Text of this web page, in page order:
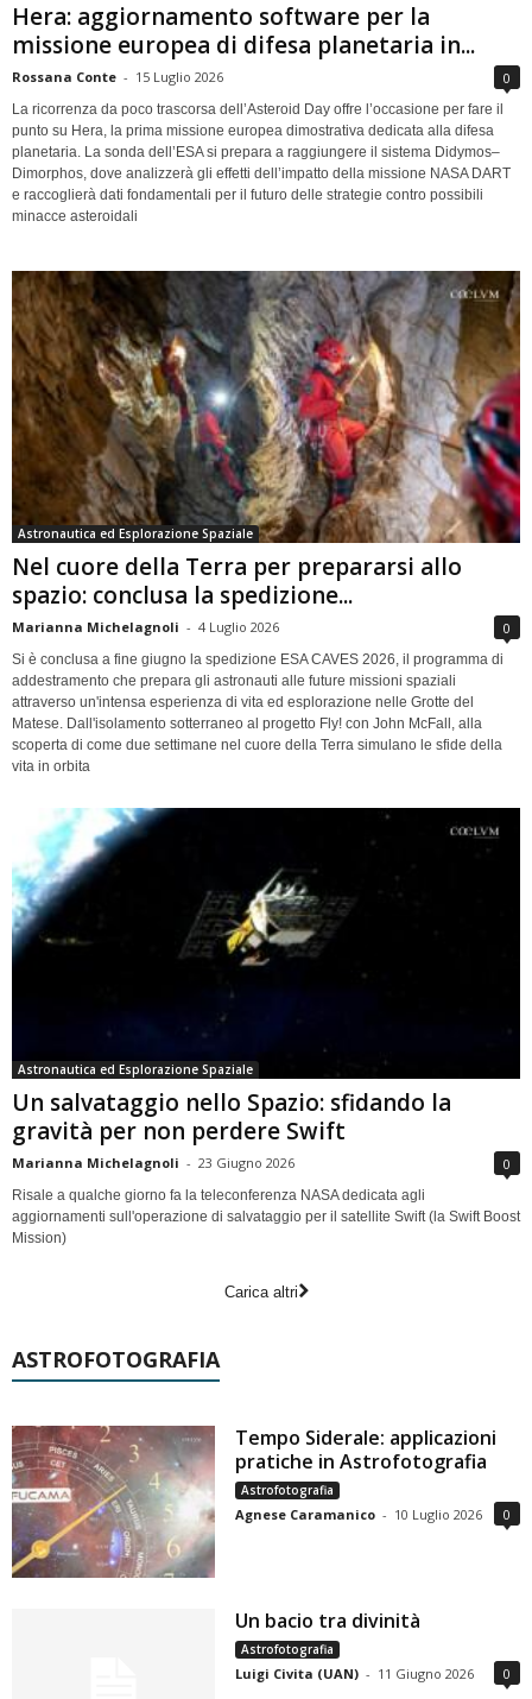
Hera: aggiornamento software per la
missione europea di difesa planetaria in...
Rossana Conte - 15 Luglio 2026 0
La ricorrenza da poco trascorsa dell’Asteroid Day offre l’occasione per fare il
punto su Hera, la prima missione europea dimostrativa dedicata alla difesa
planetaria. La sonda dell’ESA si prepara a raggiungere il sistema Didymos–
Dimorphos, dove analizzerà gli effetti dell’impatto della missione NASA DART
e raccoglierà dati fondamentali per il futuro delle strategie contro possibili
minacce asteroidali
Astronautica ed Esplorazione Spaziale
Nel cuore della Terra per prepararsi allo
spazio: conclusa la spedizione...
Marianna Michelagnoli - 4 Luglio 2026 0
Si è conclusa a fine giugno la spedizione ESA CAVES 2026, il programma di
addestramento che prepara gli astronauti alle future missioni spaziali
attraverso un'intensa esperienza di vita ed esplorazione nelle Grotte del
Matese. Dall'isolamento sotterraneo al progetto Fly! con John McFall, alla
scoperta di come due settimane nel cuore della Terra simulano le sfide della
vita in orbita
Astronautica ed Esplorazione Spaziale
Un salvataggio nello Spazio: sfidando la
gravità per non perdere Swift
Marianna Michelagnoli - 23 Giugno 2026 0
Risale a qualche giorno fa la teleconferenza NASA dedicata agli
aggiornamenti sull'operazione di salvataggio per il satellite Swift (la Swift Boost
Mission)
Carica altri
ASTROFOTOGRAFIA
Tempo Siderale: applicazioni
pratiche in Astrofotografia
Astrofotografia
Agnese Caramanico - 10 Luglio 2026 0
Un bacio tra divinità
Astrofotografia
Luigi Civita (UAN) - 11 Giugno 2026 0